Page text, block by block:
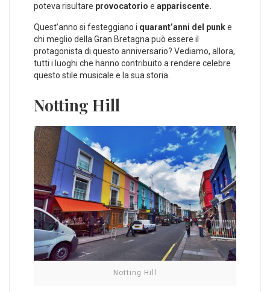
poteva risultare provocatorio e appariscente.
Quest’anno si festeggiano i quarant’anni del punke
chi meglio della Gran Bretagna può essere il
protagonista di questo anniversario? Vediamo, allora,
tutti i luoghi che hanno contribuito a rendere celebre
questo stile musicale e la sua storia.
Notting Hill
Notting Hill